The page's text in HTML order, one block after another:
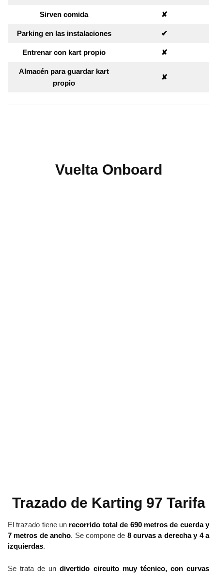
Sirven comida ✘︎
Parking en las instalaciones ✔︎
Entrenar con kart propio ✘︎
Almacén para guardar kart
propio
✘︎
Vuelta Onboard
Trazado de Karting 97 Tarifa
El trazado tiene un recorrido total de 690 metros de cuerda y
7 metros de ancho. Se compone de 8 curvas a derecha y 4 a
izquierdas.
Se trata de undivertido circuito muy técnico, con curvas